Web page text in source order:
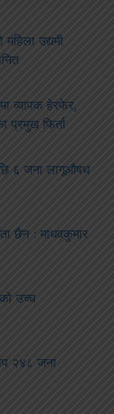
उद्यमी
व्यापक हेरफेर,
प्रमुख फिर्ता
६ जना लागूऔषध
छैन : माधवकुमार
उच्च
२४८ जना